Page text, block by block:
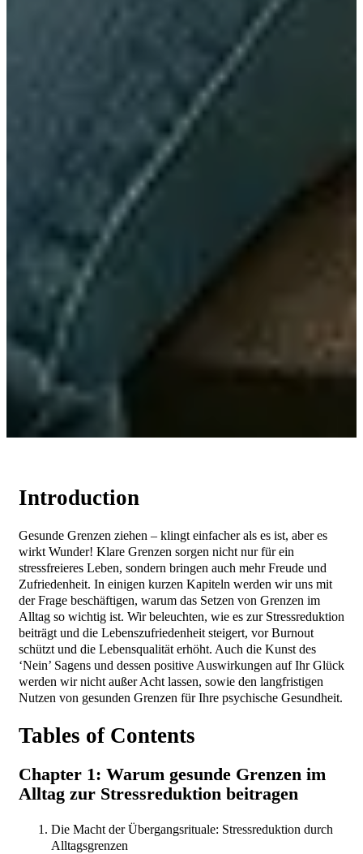
Introduction
Gesunde Grenzen ziehen – klingt einfacher als es ist, aber es
wirkt Wunder! Klare Grenzen sorgen nicht nur für ein
stressfreieres Leben, sondern bringen auch mehr Freude und
Zufriedenheit. In einigen kurzen Kapiteln werden wir uns mit
der Frage beschäftigen, warum das Setzen von Grenzen im
Alltag so wichtig ist. Wir beleuchten, wie es zur Stressreduktion
beiträgt und die Lebenszufriedenheit steigert, vor Burnout
schützt und die Lebensqualität erhöht. Auch die Kunst des
‘Nein’ Sagens und dessen positive Auswirkungen auf Ihr Glück
werden wir nicht außer Acht lassen, sowie den langfristigen
Nutzen von gesunden Grenzen für Ihre psychische Gesundheit.
Tables of Contents
Chapter 1: Warum gesunde Grenzen im
Alltag zur Stressreduktion beitragen
Die Macht der Übergangsrituale: Stressreduktion durch
Alltagsgrenzen